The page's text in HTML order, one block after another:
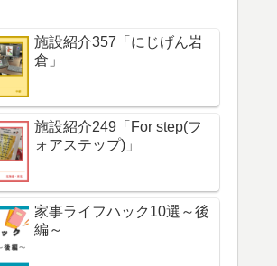
施設紹介357「にじげん岩
倉」
施設紹介249「For step(フ
ォアステップ)」
家事ライフハック10選～後
編～